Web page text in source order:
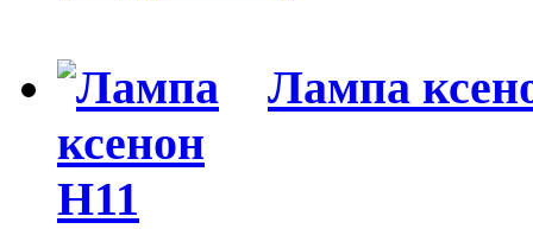
Лампа